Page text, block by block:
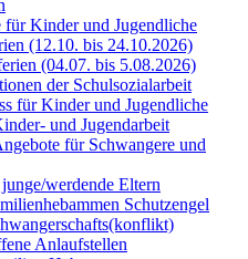
für Kinder und Jugendliche
(12.10. bis 24.10.2026)
(04.07. bis 5.08.2026)
der Schulsozialarbeit
für Kinder und Jugendliche
und Jugendarbeit
für Schwangere und
werdende Eltern
Schutzengel
Anlaufstellen